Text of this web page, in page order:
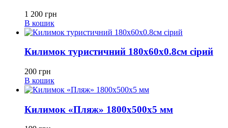
1 200 грн
В кошик
Килимок туристичний 180х60х0.8см сірий
200 грн
В кошик
Килимок «Пляж» 1800х500х5 мм